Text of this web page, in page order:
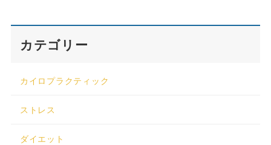
カテゴリー
カイロプラクティック
ストレス
ダイエット